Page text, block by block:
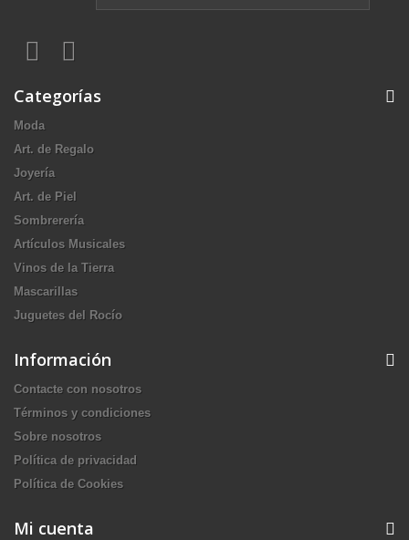
Categorías
Moda
Art. de Regalo
Joyería
Art. de Piel
Sombrerería
Artículos Musicales
Vinos de la Tierra
Mascarillas
Juguetes del Rocío
Información
Contacte con nosotros
Términos y condiciones
Sobre nosotros
Política de privacidad
Política de Cookies
Mi cuenta